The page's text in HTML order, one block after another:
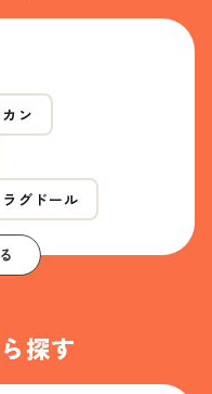
ン
ラグドール
探す